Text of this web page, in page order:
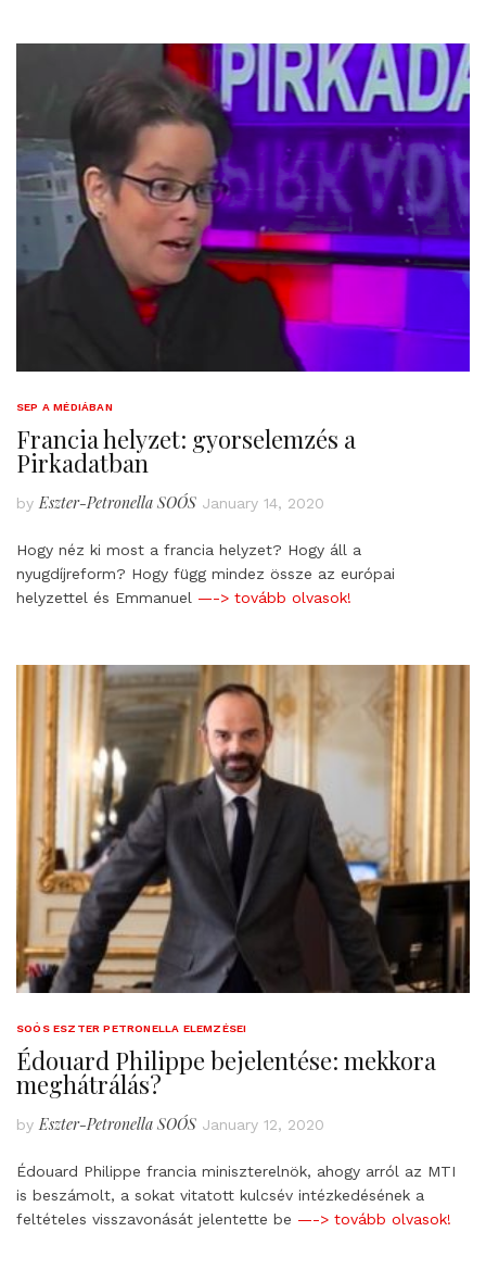
SEP A MÉDIÁBAN
Francia helyzet: gyorselemzés a
Pirkadatban
by Eszter-Petronella SOÓS January 14, 2020
Hogy néz ki most a francia helyzet? Hogy áll a
nyugdíjreform? Hogy függ mindez össze az európai
helyzettel és Emmanuel —-> tovább olvasok!
SOÓS ESZTER PETRONELLA ELEMZÉSEI
Édouard Philippe bejelentése: mekkora
meghátrálás?
by Eszter-Petronella SOÓS January 12, 2020
Édouard Philippe francia miniszterelnök, ahogy arról az MTI
is beszámolt, a sokat vitatott kulcsév intézkedésének a
feltételes visszavonását jelentette be —-> tovább olvasok!